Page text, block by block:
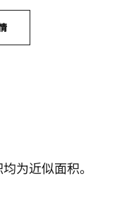
为近似面积。